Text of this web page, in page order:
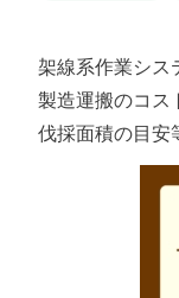
架線系作業シス
製造運搬のコス
伐採面積の目安